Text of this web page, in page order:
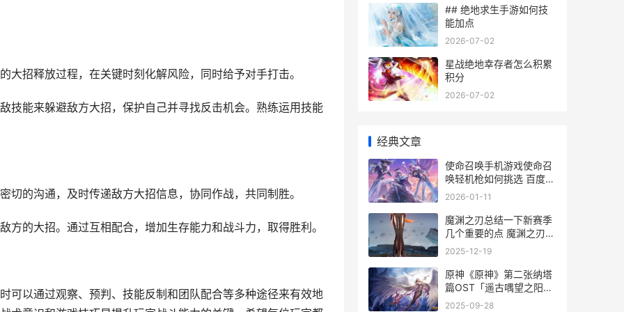
大招释放过程，在关键时刻化解风险，同时给予对手打击。
技能来躲避敌方大招，保护自己并寻找反击机会。熟练运用技能
切的沟通，及时传递敌方大招信息，协同作战，共同制胜。
方的大招。通过互相配合，增加生存能力和战斗力，取得胜利。
可以通过观察、预判、技能反制和团队配合等多种途径来有效地
## 绝地求生手游如何技
能加点
2026-07-02
星战绝地幸存者怎么积累
积分
2026-07-02
经典文章
使命召唤手机游戏使命召
唤轻机枪如何挑选 百度使
命召唤手游
2026-01-11
魔渊之刃总结一下新赛季
几个重要的点 魔渊之刃机
制
2025-12-19
原神《原神》第二张纳塔
篇OST「遥古喁望之阳」
现已正式上线 原神第一期
2025-09-28